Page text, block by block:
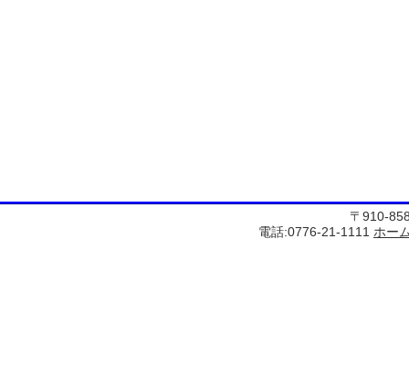
〒910-
電話:0776-21-1111 ホー